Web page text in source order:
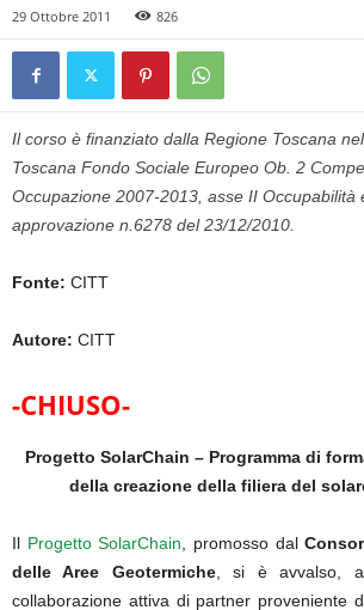
29 Ottobre 2011 826
Il corso è finanziato dalla Regione Toscana
Toscana Fondo Sociale Europeo Ob. 2
Occupazione 2007-2013, asse II Occupabilità
approvazione n.6278 del 23/12/2010.
Fonte: CITT
Autore: CITT
-CHIUSO-
Progetto SolarChain – Programma di
della creazione della filiera del
Il Progetto SolarChain , promosso dal
delle Aree Geotermiche, si è avvalso, a
collaborazione attiva di partner proveniente